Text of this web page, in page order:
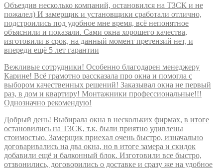
Объездив несколько компаний, остановился на ТЗСК и не
пожалел) И замерщик и установщики сработали отлично,
подстроились под удобное мне время, всё непонятное
объяснили и показали. Сами окна хорошего качества,
изготовили в срок, на данный момент претензий нет, и
впереди ещё 5 лет гарантии
Вежливые сотрудники! Особенно благодарен менеджеру
Карине! Всё грамотно рассказала про окна и помогла с
выбором качественных решений! Заказывал окна не первый
раз, в дом и квартиру! Монтажники профессиональные!!!
Однозначно рекомендую!
Добрый день! Выбирала окна в нескольких фирмах, в итоге
остановились на ТЗСК, т.к. были приятно удивлены
стоимостью. Замерщик приехал очень быстро, изначально
договаривались на два окна, но в итоге замера и скидок
добавили ещё и балконный блок. Изготовили все быстро,
отзвонились, договорились о доставке и сразу же на удобное